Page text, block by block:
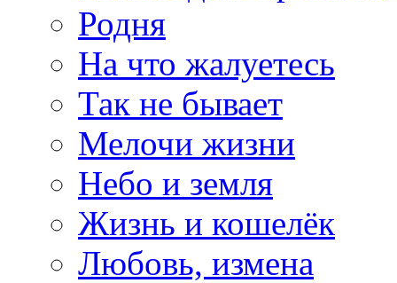
Родня
На что жалуетесь
Так не бывает
Мелочи жизни
Небо и земля
Жизнь и кошелёк
Любовь, измена